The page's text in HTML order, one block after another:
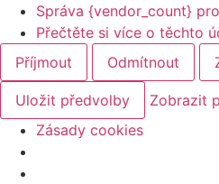
Správa {vendor_count}
Přečtěte si více o těchto
Příjmout
Odmítnout
Uložit předvolby
Zobrazit
Zásady cookies